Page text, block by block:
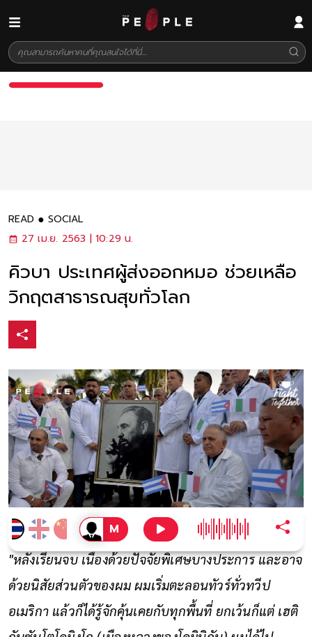
READ
SOCIAL
27 เม.ย. 2563 | 10:29 น.
คิวบา ประเทศผู้ส่งออกหมอ ช่วยเหลือ
วิกฤตสาธารณสุขทั่วโลก
"หลังเรียนจบ เนื่องด้วยปัจจัยพิเศษบางประการ และอาจ
ด้วยนิสัยส่วนตัวของผม ผมเริ่มตะลอนทัวร์ทั่วทวีป
อเมริกา แล้วก็ได้รู้จักคุ้นเคยกับทุกพื้นที่ ยกเว้นก็แต่ เฮติ